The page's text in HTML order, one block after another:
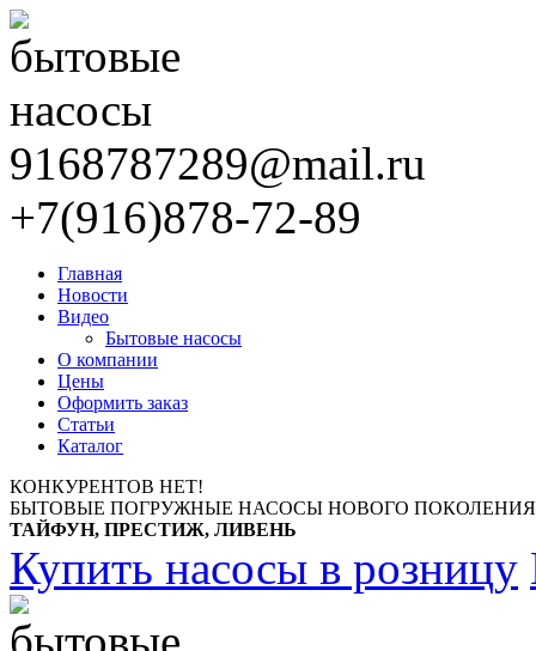
9168787289@mail.ru
+7(916)878-72-89
Главная
Новости
Видео
Бытовые насосы
О компании
Цены
Оформить заказ
Статьи
Каталог
КОНКУРЕНТОВ НЕТ!
БЫТОВЫЕ ПОГРУЖНЫЕ НАСОСЫ НОВОГО
ТАЙФУН, ПРЕСТИЖ, ЛИВЕНЬ
Купить насосы в розницу